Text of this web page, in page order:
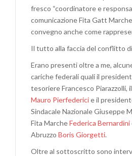
fresco “coordinatore e
comunicazione Fita Gatt
convegno anche come
Il tutto alla faccia del conflitto
Erano presenti oltre a me,
cariche federali quali il
tesoriere Francesco
Mauro Pierfedericie il
Sindacale Nazionale Giuseppe
Fita MarcheFederica Bernardini
Abruzzo Boris Giorgetti.
Oltre al sottoscritto sono